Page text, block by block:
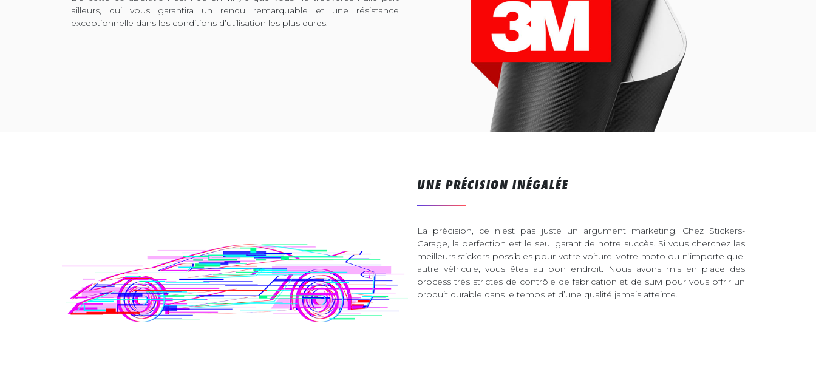
ailleurs, qui vous garantira un rendu remarquable et une résistance
exceptionnelle dans les conditions d’utilisation les plus dures.
UNE PRÉCISION INÉGALÉE
La précision, ce n’est pas juste un argument marketing. Chez Stickers-
Garage, la perfection est le seul garant de notre succès. Si vous cherchez les
meilleurs stickers possibles pour votre voiture, votre moto ou n’importe quel
autre véhicule, vous êtes au bon endroit. Nous avons mis en place des
process très strictes de contrôle de fabrication et de suivi pour vous offrir un
produit durable dans le temps et d’une qualité jamais atteinte.